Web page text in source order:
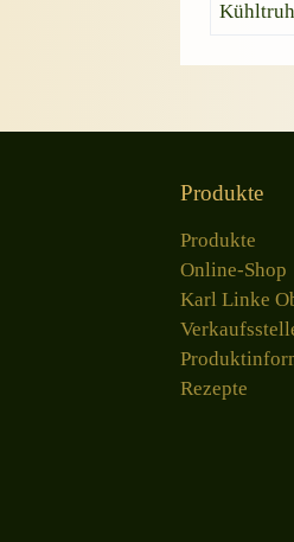
Produkte
Produkte
Online-Shop
Karl Linke
Rezepte